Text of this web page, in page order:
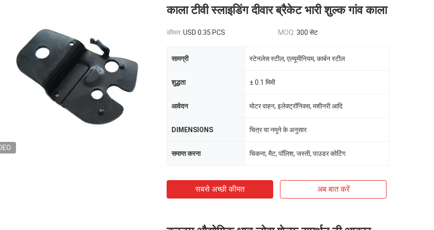
काला टीवी स्लाइडिंग दीवार ब्रैकेट भारी शुल्क गांव काला
कीमत: USD 0.35 PCS MOQ: 300 सेट
सामग्री स्टेनलेस स्टील, एल्यूमीनियम, कार्बन स्टील
शुद्धता ± 0.1 मिमी
आवेदन मोटर वाहन, इलेक्ट्रॉनिक्स, मशीनरी आदि
DIMENSIONS चित्र या नमूने के अनुसार
समाप्त करना चिकना, मैट, पॉलिश, जस्ती, पाउडर कोटिंग
सबसे अच्छी कीमत अब बात करें